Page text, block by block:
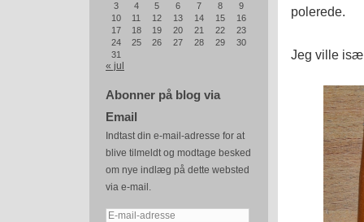
3
4 5 6 7 8
9
10
11 12 13 14 15
16
17
18 19 20 21 22
23
24
25 26 27 28 29
30
31
« jul
Abonner på blog via
Email
Indtast din e-mail-adresse for at
blive tilmeldt og modtage besked
om nye indlæg på dette websted
via e-mail.
E-
polerede.
Jeg ville